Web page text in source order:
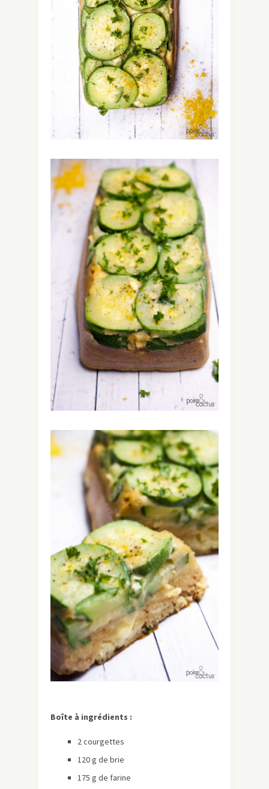
Boîte à ingrédients :
2 courgettes
120 g de brie
175 g de farine